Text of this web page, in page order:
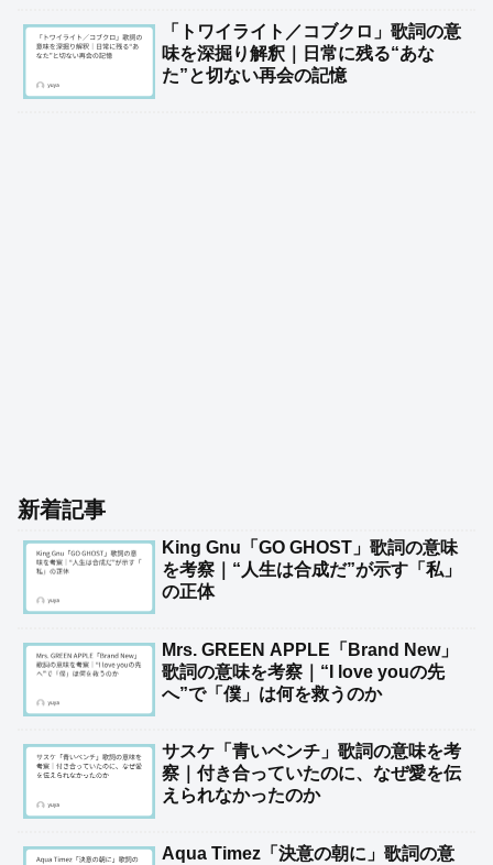
「トワイライト／コブクロ」歌詞の意
味を深掘り解釈｜日常に残る“あな
た”と切ない再会の記憶
新着記事
King Gnu「GO GHOST」歌詞の意味
を考察｜“人生は合成だ”が示す「私」
の正体
Mrs. GREEN APPLE「Brand New」
歌詞の意味を考察｜“I love youの先
へ”で「僕」は何を救うのか
サスケ「青いベンチ」歌詞の意味を考
察｜付き合っていたのに、なぜ愛を伝
えられなかったのか
Aqua Timez「決意の朝に」歌詞の意